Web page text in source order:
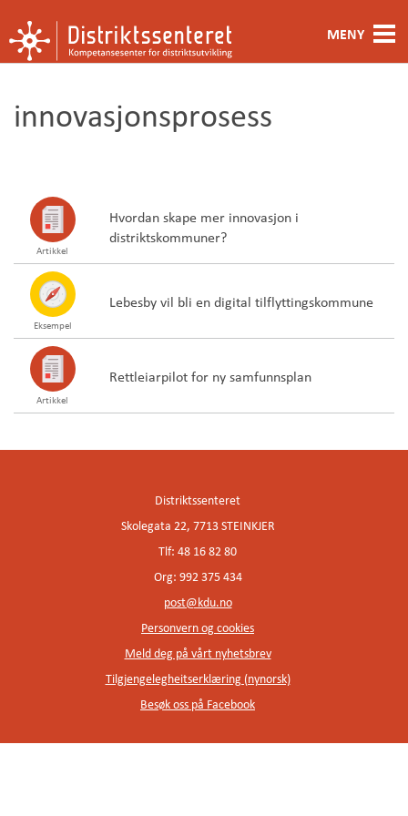
MENY
Metoder og verktøy
Kontakt oss
Om oss
innovasjonsprosess
Artikkel
Hvordan skape mer innovasjon i
distriktskommuner?
Eksempel
Lebesby vil bli en digital tilflyttingskommune
Artikkel
Rettleiarpilot for ny samfunnsplan
Distriktssenteret
Skolegata 22, 7713 STEINKJER
Tlf: 48 16 82 80
Org: 992 375 434
post@kdu.no
Personvern og cookies
Meld deg på vårt nyhetsbrev
Tilgjengelegheitserklæring (nynorsk)
Besøk oss på Facebook